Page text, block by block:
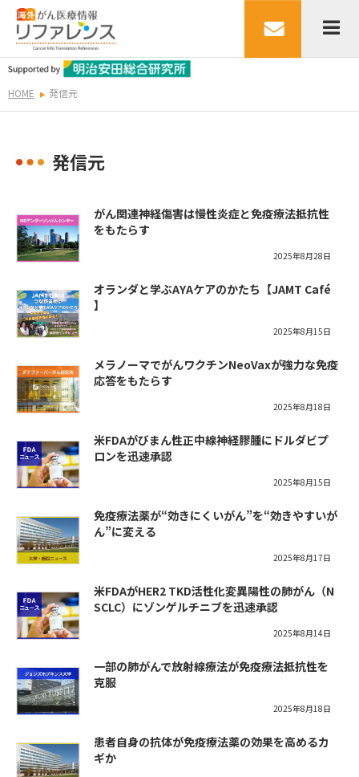
HOME 発信元
発信元
がん関連神経傷害は慢性炎症と免疫療法抵抗性
をもたらす
2025年8月28日
オランダと学ぶAYAケアのかたち【JAMT Café
】
2025年8月15日
メラノーマでがんワクチンNeoVaxが強力な免疫
応答をもたらす
2025年8月18日
米FDAがびまん性正中線神経膠腫にドルダビプ
ロンを迅速承認
2025年8月15日
免疫療法薬が“効きにくいがん”を“効きやすいが
ん”に変える
2025年8月17日
米FDAがHER2 TKD活性化変異陽性の肺がん（N
SCLC）にゾンゲルチニブを迅速承認
2025年8月14日
一部の肺がんで放射線療法が免疫療法抵抗性を
克服
2025年8月18日
患者自身の抗体が免疫療法薬の効果を高めるカ
ギか